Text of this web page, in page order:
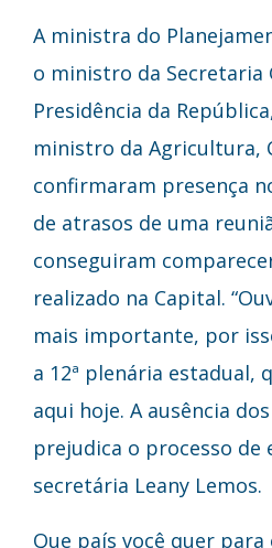
A ministra do
o ministro da Secretaria
Presidência da
ministro da Agricultura,
confirmaram presença
de atrasos de uma
conseguiram
realizado na Capital.
mais importante, por
a 12ª plenária estadual,
aqui hoje. A ausência
prejudica o processo de
secretária Leany Lemos.
Que país você quer